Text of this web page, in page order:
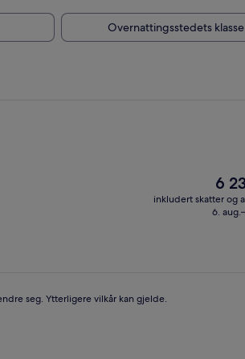
Overnattingsstedets klasse
Prisen
er
6 237
6
inkludert skatter og
6.
seg. Ytterligere vilkår kan gjelde.